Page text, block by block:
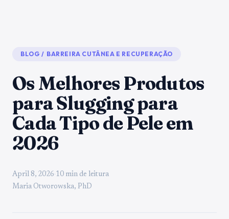
BLOG / BARREIRA CUTÂNEA E RECUPERAÇÃO
Os Melhores Produtos
para Slugging para
Cada Tipo de Pele em
2026
April 8, 2026· 10 min de leitura
Maria Otworowska, PhD